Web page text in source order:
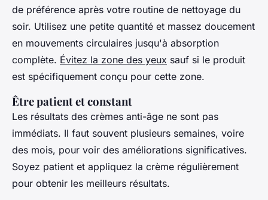
de préférence après votre routine de nettoyage du
soir. Utilisez une petite quantité et massez doucement
en mouvements circulaires jusqu'à absorption
complète. Évitez la zone des yeux sauf si le produit
est spécifiquement conçu pour cette zone.
Être patient et constant
Les résultats des crèmes anti-âge ne sont pas
immédiats. Il faut souvent plusieurs semaines, voire
des mois, pour voir des améliorations significatives.
Soyez patient et appliquez la crème régulièrement
pour obtenir les meilleurs résultats.